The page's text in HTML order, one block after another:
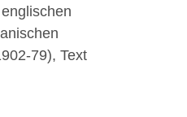
79), Text